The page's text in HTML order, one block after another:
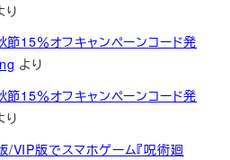
り
節15％オフキャンペーンコード発
より
節15％オフキャンペーンコード発
り
/VIP版でスマホゲーム『呪術廻